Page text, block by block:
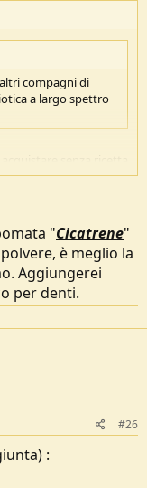
compagni di
a largo spettro
senza ricetta
"Cicatrene"
è meglio la
Aggiungerei
per denti.
#26
: